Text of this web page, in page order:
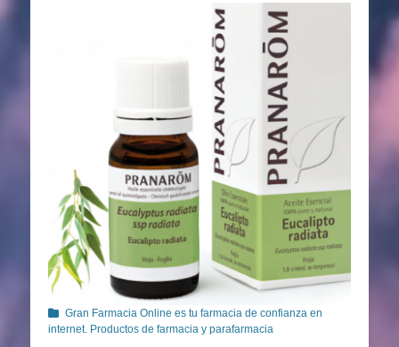
Categorías
Gran Farmacia Online es tu farmacia de confianza en
internet. Productos de farmacia y parafarmacia